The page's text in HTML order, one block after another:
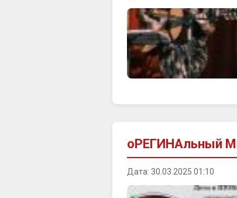
оРЕГИНАльный
Дата: 30.03.2025 01:10